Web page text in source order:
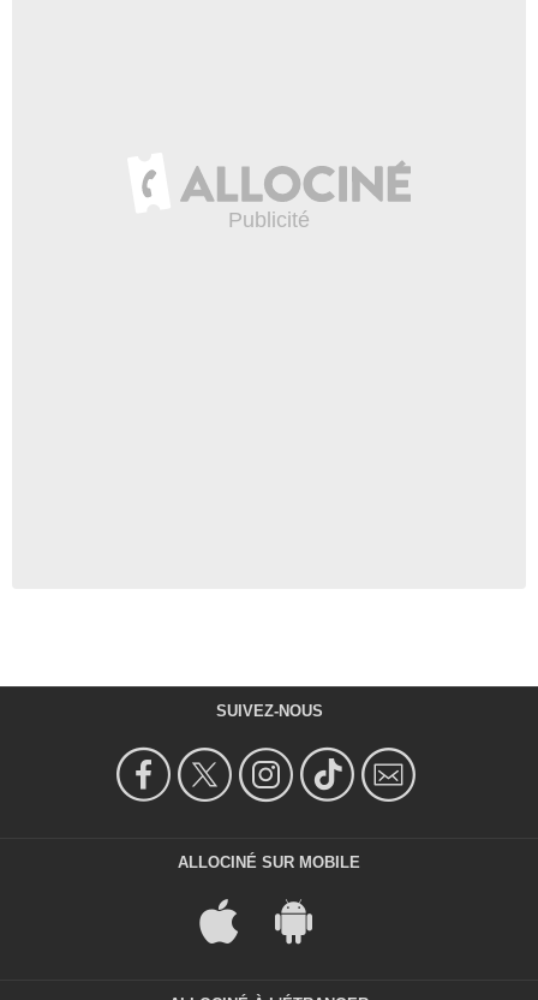
SUIVEZ-NOUS
ALLOCINÉ SUR MOBILE